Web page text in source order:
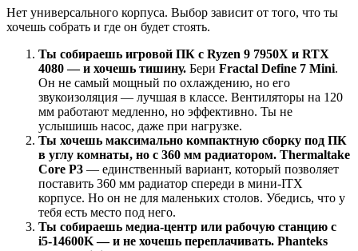
Нет универсального корпуса. Выбор зависит от того, что ты
хочешь собрать и где он будет стоять.
Ты собираешь игровой ПК с Ryzen 9 7950X и RTX
4080 — и хочешь тишину. Бери Fractal Define 7 Mini.
Он не самый мощный по охлаждению, но его
звукоизоляция — лучшая в классе. Вентиляторы на 120
мм работают медленно, но эффективно. Ты не
услышишь насос, даже при нагрузке.
Ты хочешь максимально компактную сборку под ПК
в углу комнаты, но с 360 мм радиатором. Thermaltake
Core P3 — единственный вариант, который позволяет
поставить 360 мм радиатор спереди в мини-ITX
корпусе. Но он не для маленьких столов. Убедись, что у
тебя есть место под него.
Ты собираешь медиа-центр или рабочую станцию с
i5-14600K — и не хочешь переплачивать. Phanteks